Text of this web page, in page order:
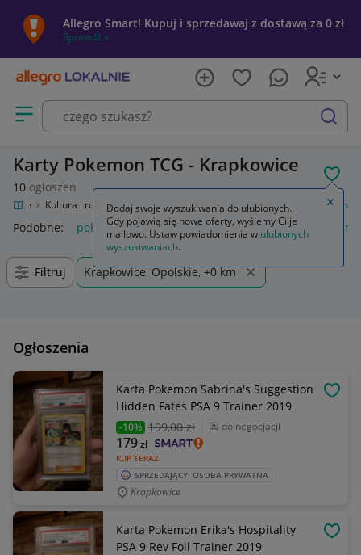
Allegro Smart! Kupuj i sprzedawaj z dostawą za 0 zł
Sprawdź »
Otwórz menu z kategoriami
szukaj
Karty Pokemon TCG - Krapkowice
10 ogłoszeń
Kultura i rozrywka Gry Karciane Kolekcjonerskie Pokemon
Podobne: pokemon karty pokemon lego pokemon
Filtruj Krapkowice, Opolskie, +0 km
Ogłoszenia
Karta Pokemon Sabrina's Suggestion
Hidden Fates PSA 9 Trainer 2019
-10% 199,00 zł do negocjacji
KUP TERAZ
179zł
SPRZEDAJĄCY: OSOBA PRYWATNA
Krapkowice
Karta Pokemon Erika's Hospitality
PSA 9 Rev Foil Trainer 2019
Dodaj swoje wyszukiwania do ulubionych.
Gdy pojawią się nowe oferty, wyślemy Ci je
mailowo. Ustaw powiadomienia w ulubionych
wyszukiwaniach.